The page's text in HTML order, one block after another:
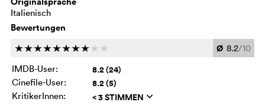
Italienisch
Bewertungen
cccccccc c c Ø 8.2/10
IMDB-User:
8.2 (24)
Cinefile-User: 8.2 (5)
KritikerInnen: < 3 STIMMEN q